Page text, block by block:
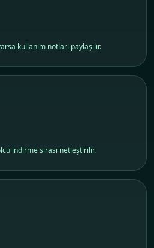
kullanım notları paylaşılır.
indirme sırası netleştirilir.